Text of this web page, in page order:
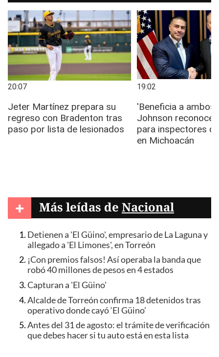
+ Más leídas de Nacional
Detienen a 'El Güino', empresario de La Laguna y
allegado a 'El Limones', en Torreón
¡Con premios falsos! Así operaba la banda que
robó 40 millones de pesos en 4 estados
Capturan a 'El Güino'
Alcalde de Torreón confirma 18 detenidos tras
operativo donde cayó ‘El Güino’
Antes del 31 de agosto: el trámite de verificación
que debes hacer si tu auto está en esta lista